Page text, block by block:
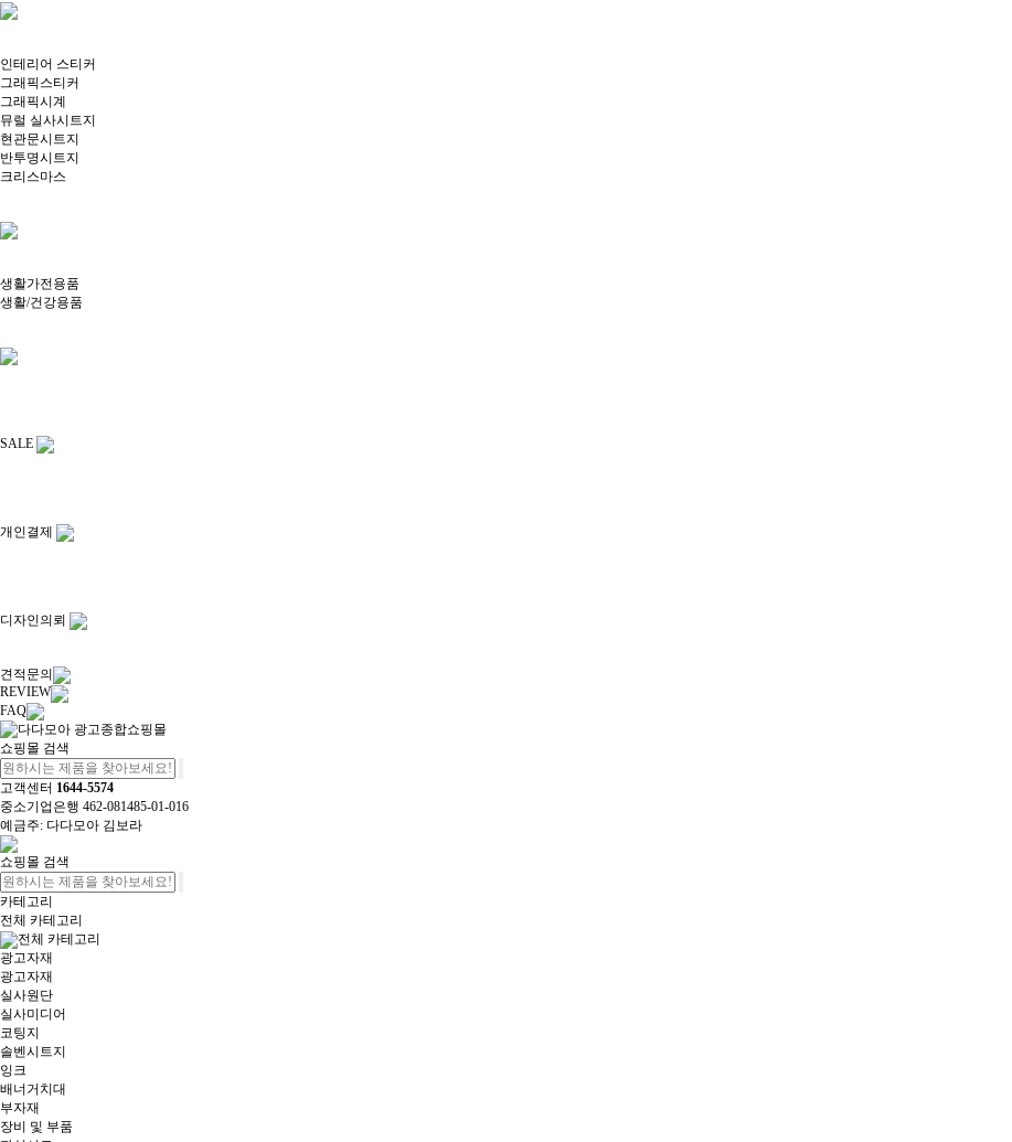
인테리어 스티커
그래픽스티커
그래픽시계
뮤럴 실사시트지
현관문시트지
반투명시트지
크리스마스
생활가전용품
생활/건강용품
SALE
개인결제
디자인의뢰
견적문의
REVIEW
FAQ
쇼핑몰 검색
고객센터 1644-5574
중소기업은행 462-081485-01-016
예금주: 다다모아 김보라
쇼핑몰 검색
카테고리
전체 카테고리
전체 카테고리
광고자재
광고자재
실사원단
실사미디어
코팅지
솔벤시트지
잉크
배너거치대
부자재
장비 및 부품